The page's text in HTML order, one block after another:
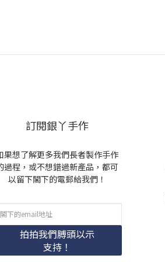
訂閱銀丫手作
果想了解更多我們長者製作手作
過程，或不想錯過新產品，都可
以留下閣下的電郵給我們！
拍拍我們膊頭以示
支持！